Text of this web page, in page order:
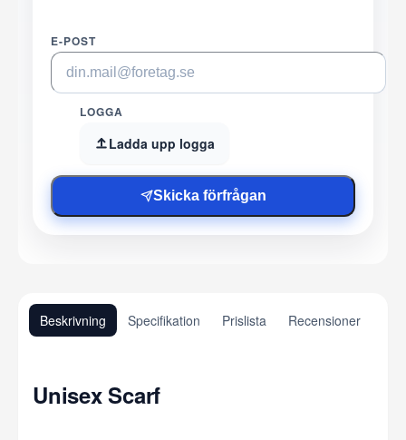
E-POST
LOGGA
Ladda upp logga
Skicka förfrågan
Beskrivning Specifikation Prislista Recensioner
Unisex Scarf